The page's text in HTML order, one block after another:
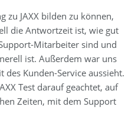
zu JAXX bilden zu können,
die Antwortzeit ist, wie gut
Mitarbeiter sind und
ist. Außerdem war uns
Kunden-Service aussieht.
Test darauf geachtet, auf
Zeiten, mit dem Support